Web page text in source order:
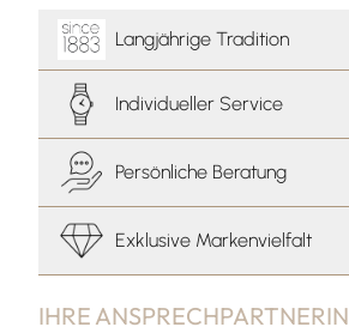
IHRE ANSPRECHPARTNERIN
Langjährige Tradition
Individueller Service
Persönliche Beratung
Exklusive Markenvielfalt